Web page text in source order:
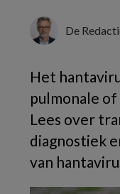
De
Het
pulmonale
Lees over
diagnostiek
van